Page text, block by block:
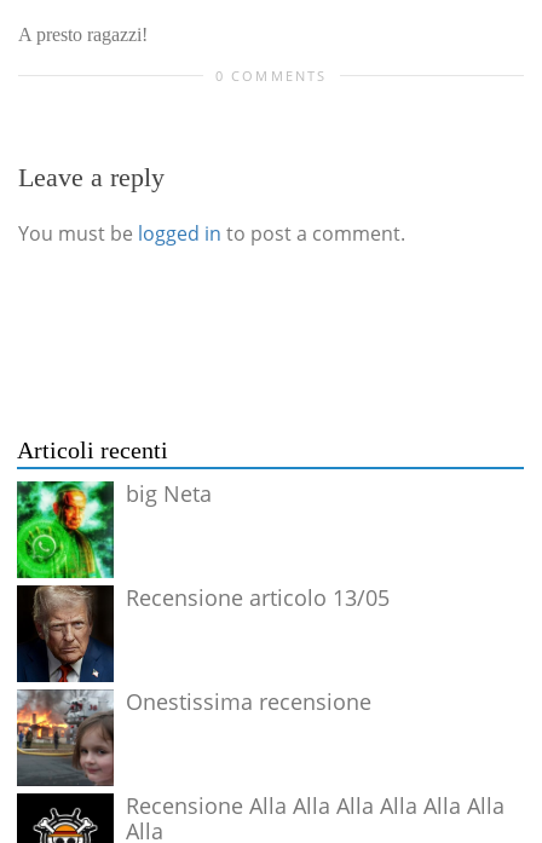
A presto ragazzi!
0 COMMENTS
Leave a reply
You must be logged in to post a comment.
Articoli recenti
big Neta
Recensione articolo 13/05
Onestissima recensione
Recensione Alla Alla Alla Alla Alla Alla
Alla